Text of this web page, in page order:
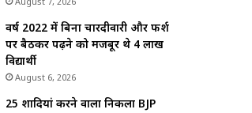
August 7, 2026
वर्ष 2022 में बिना चारदीवारी और फर्श
पर बैठकर पढ़ने को मजबूर थे 4 लाख
विद्यार्थी
August 6, 2026
25 शादियां करने वाला निकला BJP